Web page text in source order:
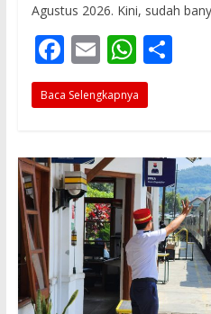
Agustus 2026. Kini, sudah
F
ac
e
o
o
k
E
m
ai
W
h
at
A
p
p
S
Baca Selengkapnya